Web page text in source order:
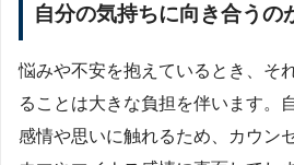
自分の気持ちに向き合うの
悩みや不安を抱えているとき、そ
ることは大きな負担を伴います。
感情や思いに触れるため、カウン